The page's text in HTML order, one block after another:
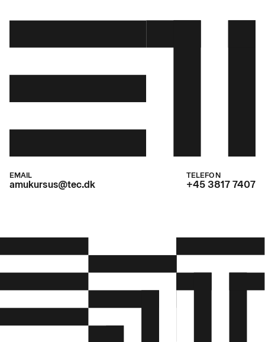
EMAIL
amukursus@tec.dk
TELEFON
+45 3817 7407